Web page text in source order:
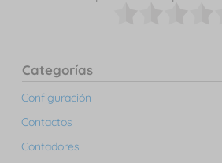
Categorías
Configuración
Contactos
Contadores